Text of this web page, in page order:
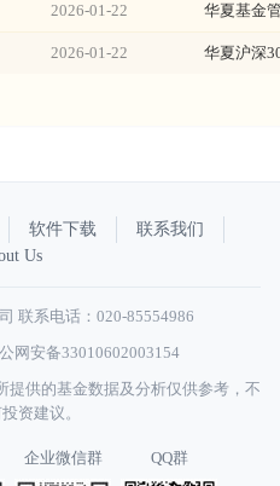
2026-01-22 华夏基金
2026-01-22 华夏沪深
软件下载
联系我们
Us
联系电话：020-85554986
网安备33010602003154
提供的基金数据及分析仅供参考，不
资建议。
企业微信群 QQ群